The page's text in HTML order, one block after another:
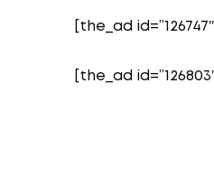
[the_ad id=”126747″]
[the_ad